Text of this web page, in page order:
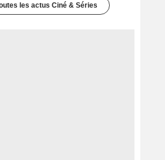
les actus Ciné & Séries